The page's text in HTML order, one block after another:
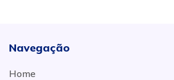
Navegação
Home